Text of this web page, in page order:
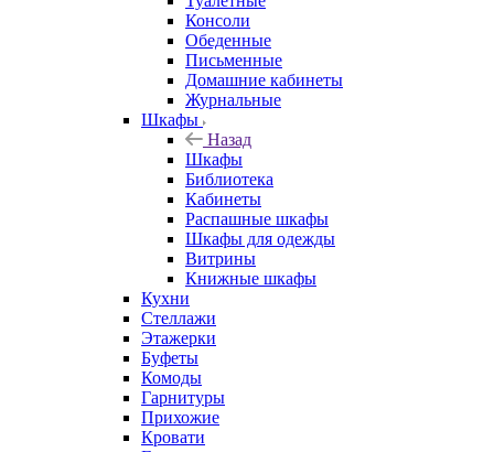
Консоли
Обеденные
Письменные
Домашние кабинеты
Журнальные
Шкафы
Назад
Шкафы
Библиотека
Кабинеты
Распашные шкафы
Шкафы для одежды
Витрины
Книжные шкафы
Кухни
Стеллажи
Этажерки
Буфеты
Комоды
Гарнитуры
Прихожие
Кровати